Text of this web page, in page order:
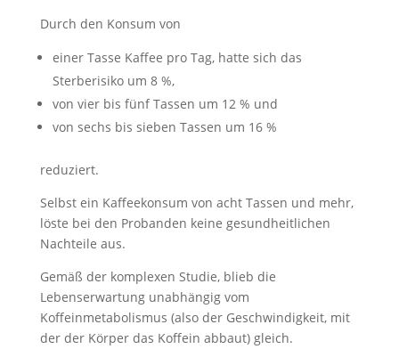
Durch den Konsum von
einer Tasse Kaffee pro Tag, hatte sich das
Sterberisiko um 8 %,
von vier bis fünf Tassen um 12 % und
von sechs bis sieben Tassen um 16 %
reduziert.
Selbst ein Kaffeekonsum von acht Tassen und mehr,
löste bei den Probanden keine gesundheitlichen
Nachteile aus.
Gemäß der komplexen Studie, blieb die
Lebenserwartung unabhängig vom
Koffeinmetabolismus (also der Geschwindigkeit, mit
der der Körper das Koffein abbaut) gleich.